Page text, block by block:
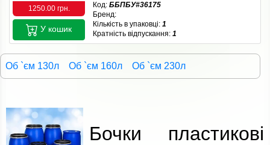
1250.00 грн. Код: ББПБУ#36175
Бренд:
Кількість в упаковці: 1
Кратність відпускання: 1
У кошик
Об `єм 130л Об `єм 160л Об `єм 230л
Бочки пластикові